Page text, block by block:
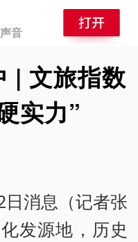
音
| 文旅指数
实力”
消息（记者张
发源地，历史